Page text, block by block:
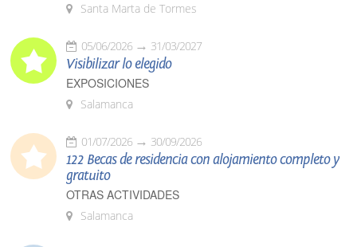
Santa Marta de Tormes
05/06/2026 31/03/2027
Visibilizar lo elegido
EXPOSICIONES
Salamanca
01/07/2026 30/09/2026
122 Becas de residencia con alojamiento completo y
gratuito
OTRAS ACTIVIDADES
Salamanca